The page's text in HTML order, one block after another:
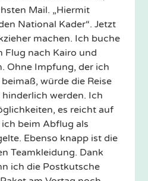
Mail. „Hiermit
National Kader“. Jetzt
machen. Ich buche
Flug nach Kairo und
Ohne Impfung, der ich
würde die Reise
werden. Ich
es reicht auf
beim Abflug als
Ebenso knapp ist die
Teamkleidung. Dank
ich die Postkutsche